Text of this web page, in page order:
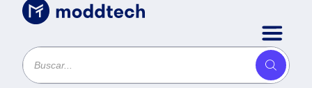
Sin categoría/Cargador / Adaptador para Laptop
GENERICO AC-HP-Mini de 40W
19V-2.1A (4.0*1.7) -